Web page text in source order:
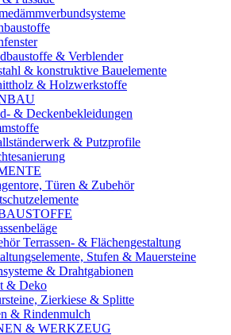
& Verblender
& konstruktive Bauelemente
& Holzwerkstoffe
& Deckenbekleidungen
& Putzprofile
Türen & Zubehör
Terrassen- & Flächengestaltung
Stufen & Mauersteine
& Drahtgabionen
& Deko
Zierkiese & Splitte
& Rindenmulch
& WERKZEUG